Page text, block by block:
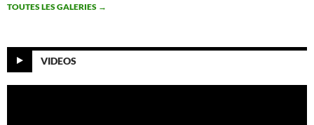
TOUTES LES GALERIES →
VIDEOS